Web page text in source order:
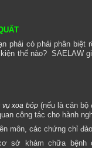
phải có phải phân biệt
thế nào? SAELAW
vụ xoa bóp(nếu là cán bộ
công tác cho hành
môn, các chứng chỉ
sở khám chữa bệnh